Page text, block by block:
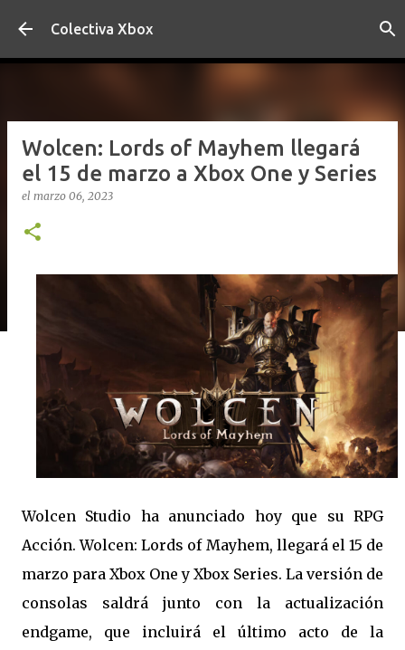
Ir al contenido principal
Colectiva Xbox
Wolcen: Lords of Mayhem llegará
el 15 de marzo a Xbox One y Series
el marzo 06, 2023
Wolcen Studio ha anunciado hoy que su RPG
Acción. Wolcen: Lords of Mayhem, llegará el 15 de
marzo para Xbox One y Xbox Series. La versión de
consolas saldrá junto con la actualización
endgame, que incluirá el último acto de la